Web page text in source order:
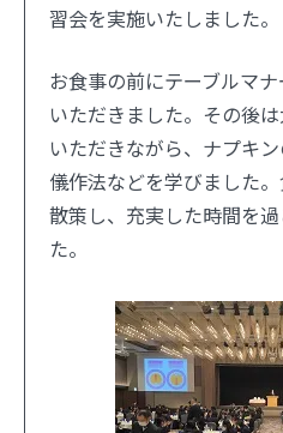
習会を実施いたしました。
お食事の前にテーブルマ
いただきました。その後
いただきながら、ナプキ
儀作法などを学びました
散策し、充実した時間を
た。